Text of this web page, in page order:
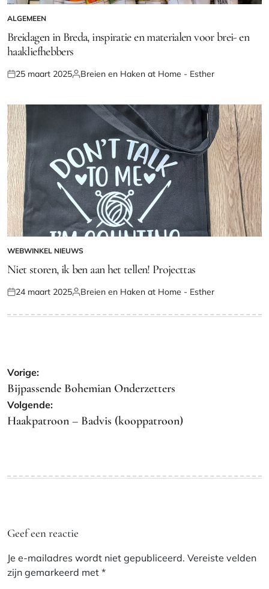
GEPLAATST
IN
ALGEMEEN
Breidagen in Breda, inspiratie en materialen voor brei- en
haakliefhebbers
Geplaatst
25 maart 2025Geplaatst
Breien en Haken at Home - Esther
GEPLAATST
IN
WEBWINKEL NIEUWS
Niet storen, ik ben aan het tellen! Projecttas
Geplaatst
24 maart 2025Geplaatst
Breien en Haken at Home - Esther
Bericht
navigatie
Vorige:
Bijpassende Bohemian Onderzetters
Volgende:
Haakpatroon – Badvis (kooppatroon)
Geef een reactie
Je e-mailadres wordt niet gepubliceerd. Vereiste velden
zijn gemarkeerd met *